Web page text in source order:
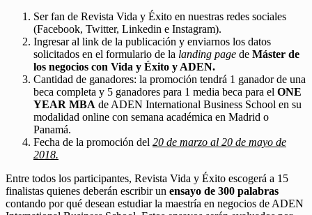
Ser fan de Revista Vida y Éxito en nuestras redes sociales
(Facebook, Twitter, Linkedin e Instagram).
Ingresar al link de la publicación y enviarnos los datos
solicitados en el formulario de la landing page de Máster de
los negocios con Vida y Éxito y ADEN.
Cantidad de ganadores: la promoción tendrá 1 ganador de una
beca completa y 5 ganadores para 1 media beca para el ONE
YEAR MBA de ADEN International Business School en su
modalidad online con semana académica en Madrid o
Panamá.
Fecha de la promoción del 20 de marzo al 20 de mayo de
2018.
Entre todos los participantes, Revista Vida y Éxito escogerá a 15
finalistas quienes deberán escribir un ensayo de 300 palabras
contando por qué desean estudiar la maestría en negocios de ADEN